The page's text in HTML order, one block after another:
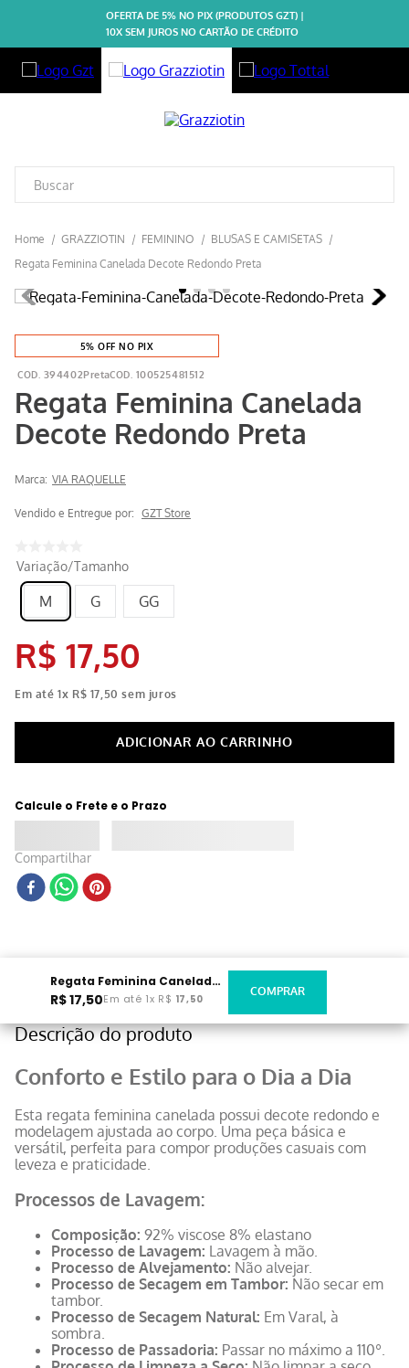
OFERTA DE 5% NO PIX (PRODUTOS GZT) |
10X SEM JUROS NO CARTÃO DE CRÉDITO
GRAZZIOTIN FEMININO
BLUSAS E CAMISETAS
Regata Feminina Canelada Decote Redondo Preta
5% OFF NO PIX
394402Preta 100525481512
Regata Feminina Canelada
Decote Redondo Preta
Marca: VIA RAQUELLE
Vendido e Entregue por: GZT Store
Variação/Tamanho
M G GG
R$ 17,50
Em até1x R$ 17 50 sem juros
Calcule o Frete e o Prazo
Compartilhar
Regata Feminina Canelada Decote Redondo Preta
R$17,50Em até 1x R$ 17,50
Descrição do produto
Conforto e Estilo para o Dia a Dia
Esta regata feminina canelada possui decote redondo e
modelagem ajustada ao corpo. Uma peça básica e
versátil, perfeita para compor produções casuais com
leveza e praticidade.
Processos de Lavagem:
Composição: 92% viscose 8% elastano
Processo de Lavagem: Lavagem à mão.
Processo de Alvejamento: Não alvejar.
Processo de Secagem em Tambor: Não secar em
tambor.
Processo de Secagem Natural: Em Varal, à
sombra.
Processo de Passadoria: Passar no máximo a 110º.